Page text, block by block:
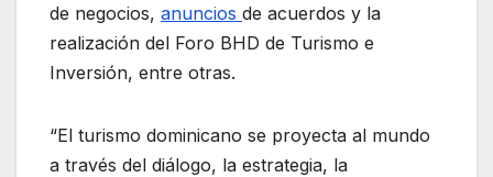
de negocios, anuncios de acuerdos y la
realización del Foro BHD de Turismo e
Inversión, entre otras.
“El turismo dominicano se proyecta al mundo
a través del diálogo, la estrategia, la